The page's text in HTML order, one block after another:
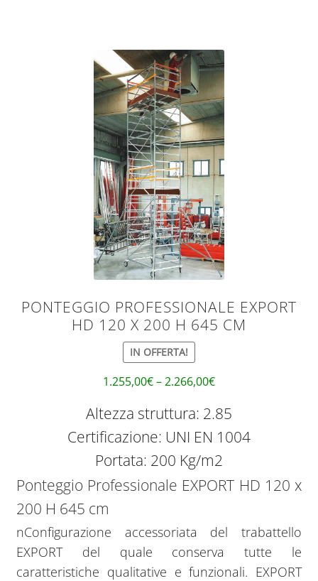
PONTEGGIO PROFESSIONALE EXPORT
HD 120 X 200 H 645 CM
IN OFFERTA!
1.255,00€–2.266,00€
Altezza struttura: 2.85
Certificazione: UNI EN 1004
Portata: 200 Kg/m2
Ponteggio Professionale EXPORT HD 120 x
200 H 645 cm
nConfigurazione accessoriata del trabattello
EXPORT del quale conserva tutte le
caratteristiche qualitative e funzionali. EXPORT